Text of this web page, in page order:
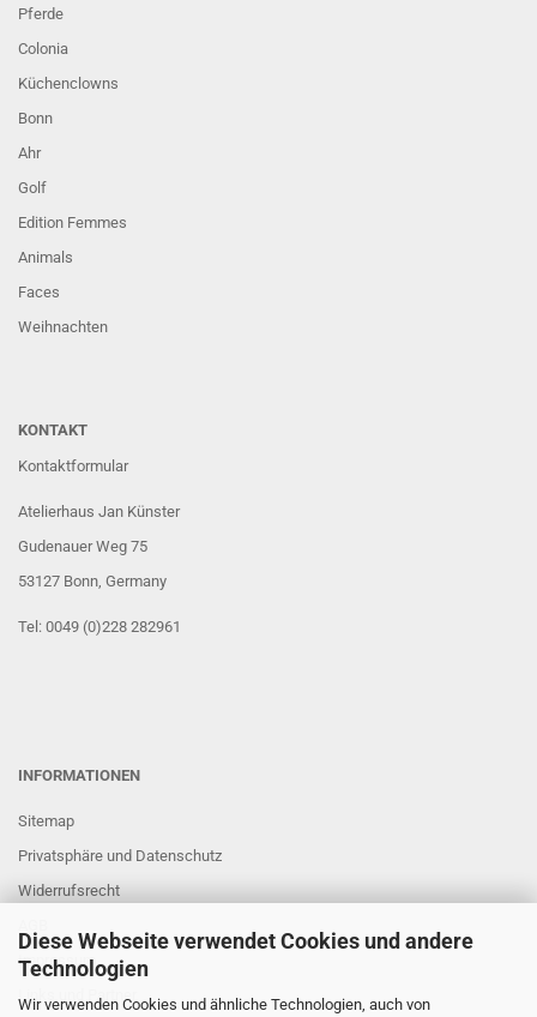
Diese Webseite verwendet Cookies und andere
Technologien
Wir verwenden Cookies und ähnliche Technologien, auch von
Pferde
Colonia
Küchenclowns
Bonn
Ahr
Golf
Edition Femmes
Animals
Faces
Weihnachten
KONTAKT
Kontaktformular
Atelierhaus Jan Künster
Gudenauer Weg 75
53127 Bonn, Germany
Tel: 0049 (0)228 282961
INFORMATIONEN
Sitemap
Privatsphäre und Datenschutz
Widerrufsrecht
Impressum
Links und Partner